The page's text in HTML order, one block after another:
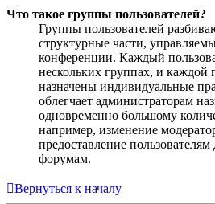
Что такое группы пользователей?
Группы пользователей
структурные части,
конференции. Каждый
нескольких группах, и каждой
назначены индивидуальные
облегчает администраторам
одновременно большому
например, изменение
предоставление
форумам.
Вернуться к началу